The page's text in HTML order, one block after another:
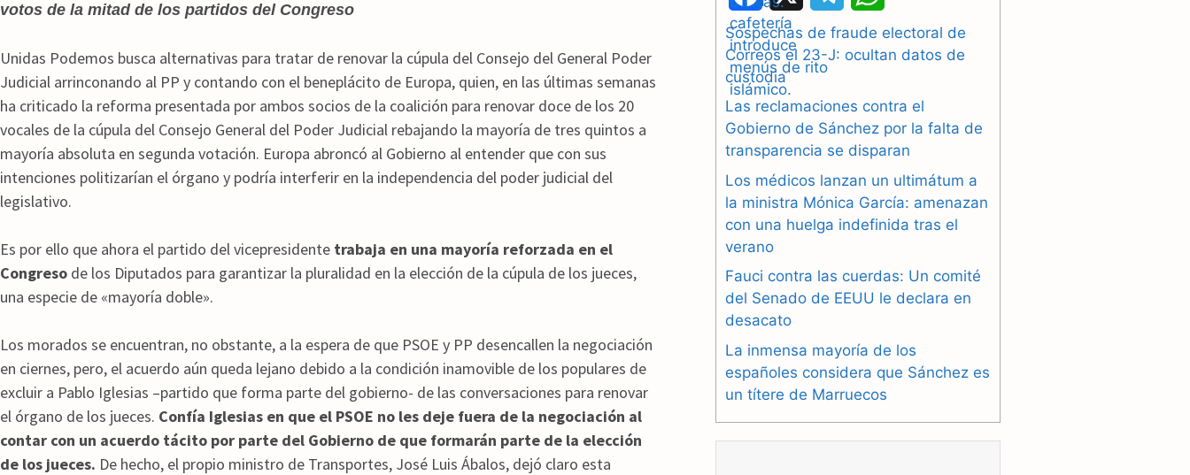
votos de la mitad de los partidos del Congreso
Unidas Podemos busca alternativas para tratar de renovar la cúpula del Consejo del General Poder
Judicial arrinconando al PP y contando con el beneplácito de Europa, quien, en las últimas semanas
ha criticado la reforma presentada por ambos socios de la coalición para renovar doce de los 20
vocales de la cúpula del Consejo General del Poder Judicial rebajando la mayoría de tres quintos a
mayoría absoluta en segunda votación. Europa abroncó al Gobierno al entender que con sus
intenciones politizarían el órgano y podría interferir en la independencia del poder judicial del
legislativo.
Es por ello que ahora el partido del vicepresidente trabaja en una mayoría reforzada en el
Congreso de los Diputados para garantizar la pluralidad en la elección de la cúpula de los jueces,
una especie de «mayoría doble».
Los morados se encuentran, no obstante, a la espera de que PSOE y PP desencallen la negociación
en ciernes, pero, el acuerdo aún queda lejano debido a la condición inamovible de los populares de
excluir a Pablo Iglesias –partido que forma parte del gobierno- de las conversaciones para renovar
el órgano de los jueces. Confía Iglesias en que el PSOE no les deje fuera de la negociación al
contar con un acuerdo tácito por parte del Gobierno de que formarán parte de la elección
de los jueces. De hecho, el propio ministro de Transportes, José Luis Ábalos, dejó claro esta
a
c
e
b
o
o
k
e
l
g
a
m
h
a
s
A
p
p
Sospechas de fraude electoral de
Correos el 23-J: ocultan datos de
custodia
Las reclamaciones contra el
Gobierno de Sánchez por la falta de
transparencia se disparan
Los médicos lanzan un ultimátum a
la ministra Mónica García: amenazan
con una huelga indefinida tras el
verano
Fauci contra las cuerdas: Un comité
del Senado de EEUU le declara en
desacato
La inmensa mayoría de los
españoles considera que Sánchez es
un títere de Marruecos